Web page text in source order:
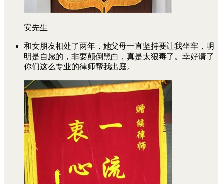
安先生
和女朋友相处了两年，她父母一直坚持要让我坐牢，明
明是自愿的，非要颠倒黑白，真是太狠毒了。幸好请了
你们这么专业的律师帮我出庭。